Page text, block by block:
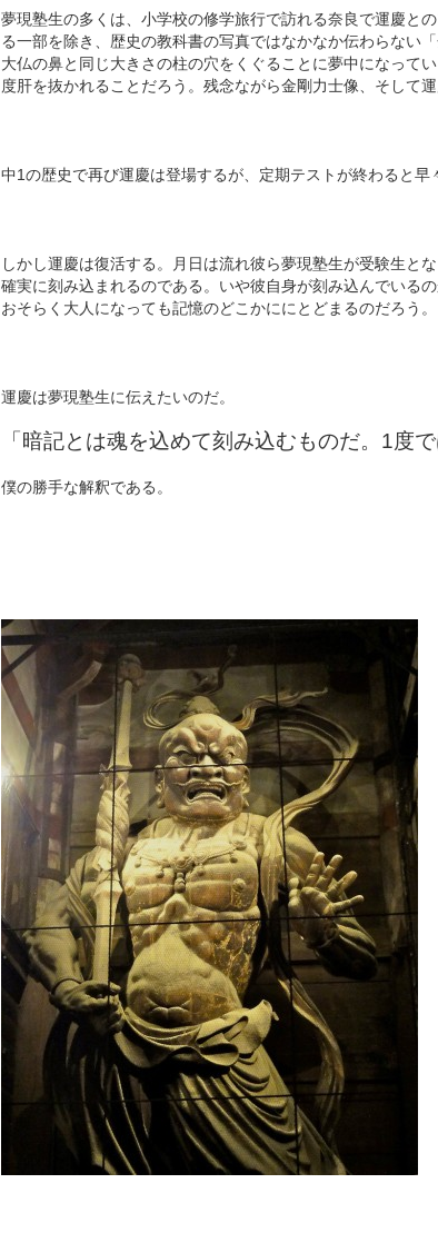
夢現塾生の多くは、小学校の修学旅行で訪れる奈良で運慶と
る一部を除き、歴史の教科書の写真ではなかなか伝わらない
大仏の鼻と同じ大きさの柱の穴をくぐることに夢中になって
度肝を抜かれることだろう。残念ながら金剛力士像、そして
中1の歴史で再び運慶は登場するが、定期テストが終わると早
しかし運慶は復活する。月日は流れ彼ら夢現塾生が受験生と
確実に刻み込まれるのである。いや彼自身が刻み込んでいる
おそらく大人になっても記憶のどこかににとどまるのだろう。
運慶は夢現塾生に伝えたいのだ。
「暗記とは魂を込めて刻み込むものだ。1度
僕の勝手な解釈である。